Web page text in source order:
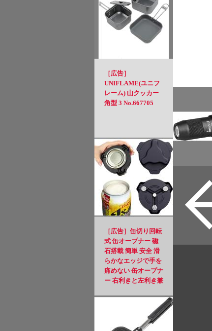
［広告］
UNIFLAME(ユニフ
レーム) 山クッカー
角型 3 No.667705
［広告］缶切り回転
式 缶オープナー 磁
石搭載 簡単 安全 滑
らかなエッジで手を
痛めない 缶オープナ
ー 右利きと左利き兼
ル缶 4.8～8.5cmの缶
に適用 ブラック